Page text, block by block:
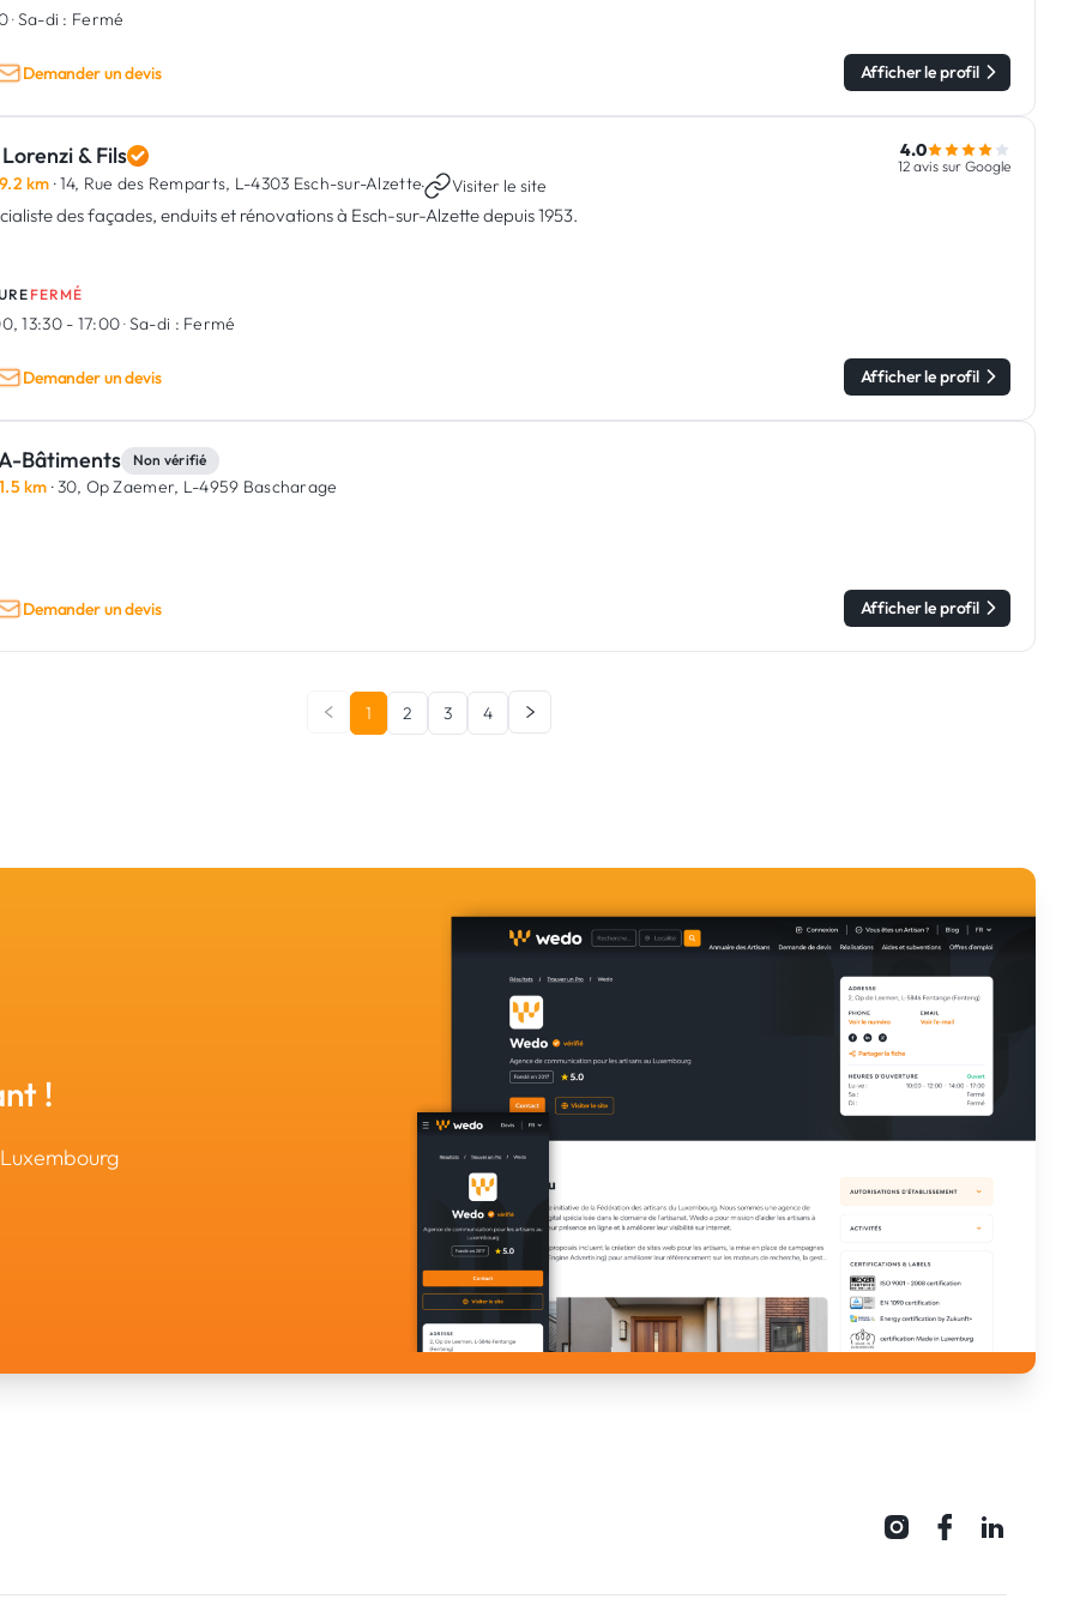
·Sa-di : Fermé
Demander un devis Afficher le profil
& Fils
9.2 km · 14, Rue des Remparts, L-4303 Esch-sur-Alzette· Visiter le site
des façades, enduits et rénovations à Esch-sur-Alzette depuis 1953.
4.0
12 avis sur Google
FERMÉ
13:30 - 17:00·Sa-di : Fermé
Demander un devis Afficher le profil
Bâtiments Non vérifié
1.5 km · 30, Op Zaemer, L-4959 Bascharage
Demander un devis Afficher le profil
1 2 3 4
!